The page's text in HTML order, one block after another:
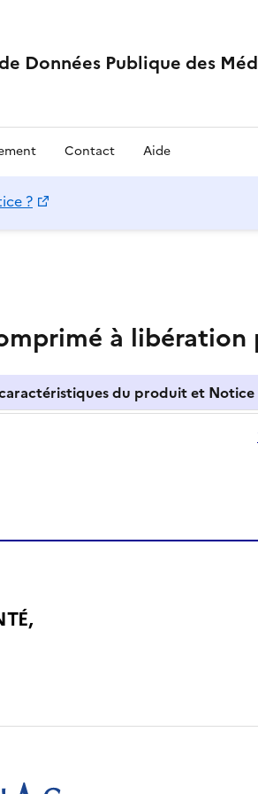
Données Publique des
Contact Aide
?
à libération
caractéristiques du produit et Notice